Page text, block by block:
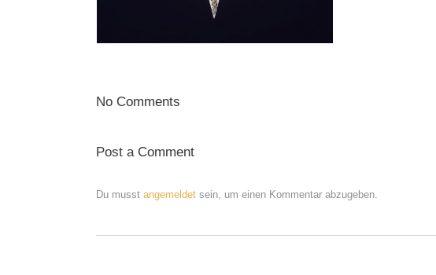
No Comments
Post a Comment
Du musst angemeldet sein, um einen Kommentar abzugeben.